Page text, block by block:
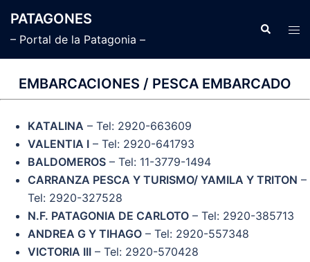
contenido
PATAGONES
– Portal de la Patagonia –
Buscar
EMBARCACIONES / PESCA EMBARCADO
KATALINA – Tel: 2920-663609
VALENTIA I – Tel: 2920-641793
BALDOMEROS – Tel: 11-3779-1494
CARRANZA PESCA Y TURISMO/ YAMILA Y TRITON –
Tel: 2920-327528
N.F. PATAGONIA DE CARLOTO – Tel: 2920-385713
ANDREA G Y TIHAGO – Tel: 2920-557348
VICTORIA III – Tel: 2920-570428